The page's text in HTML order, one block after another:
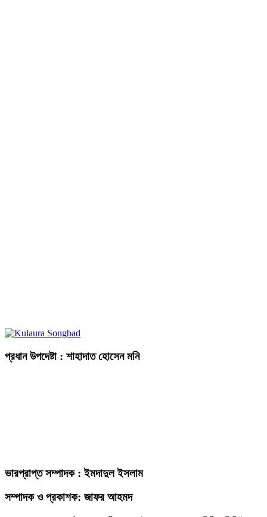
প্রধান উপদেষ্টা : শাহাদাত হোসেন মনি
ভারপ্রাপ্ত সম্পাদক : ইমদাদুল ইসলাম
সম্পাদক ও প্রকাশক: জাফর আহমদ